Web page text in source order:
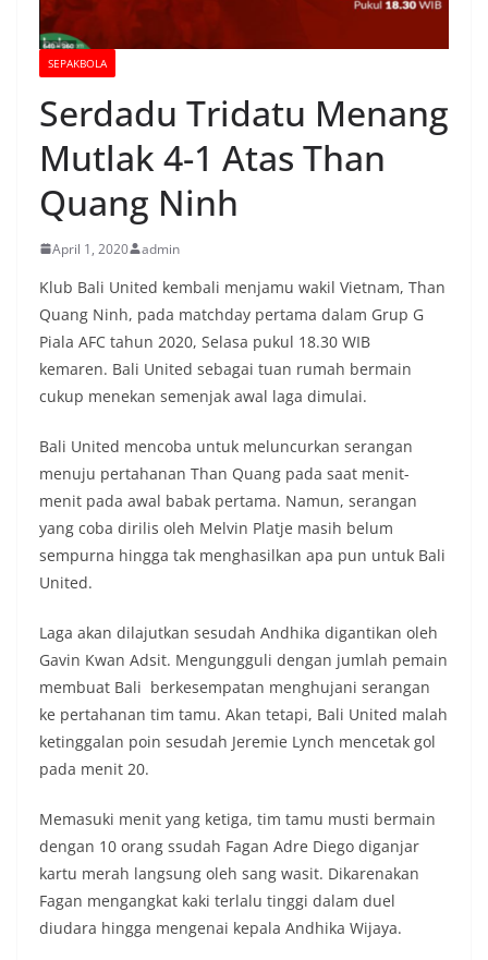
SEPAKBOLA
Serdadu Tridatu Menang
Mutlak 4-1 Atas Than
Quang Ninh
April 1, 2020 admin
Klub Bali United kembali menjamu wakil Vietnam, Than
Quang Ninh, pada matchday pertama dalam Grup G
Piala AFC tahun 2020, Selasa pukul 18.30 WIB
kemaren. Bali United sebagai tuan rumah bermain
cukup menekan semenjak awal laga dimulai.
Bali United mencoba untuk meluncurkan serangan
menuju pertahanan Than Quang pada saat menit-
menit pada awal babak pertama. Namun, serangan
yang coba dirilis oleh Melvin Platje masih belum
sempurna hingga tak menghasilkan apa pun untuk Bali
United.
Laga akan dilajutkan sesudah Andhika digantikan oleh
Gavin Kwan Adsit. Mengungguli dengan jumlah pemain
membuat Bali berkesempatan menghujani serangan
ke pertahanan tim tamu. Akan tetapi, Bali United malah
ketinggalan poin sesudah Jeremie Lynch mencetak gol
pada menit 20.
Memasuki menit yang ketiga, tim tamu musti bermain
dengan 10 orang ssudah Fagan Adre Diego diganjar
kartu merah langsung oleh sang wasit. Dikarenakan
Fagan mengangkat kaki terlalu tinggi dalam duel
diudara hingga mengenai kepala Andhika Wijaya.